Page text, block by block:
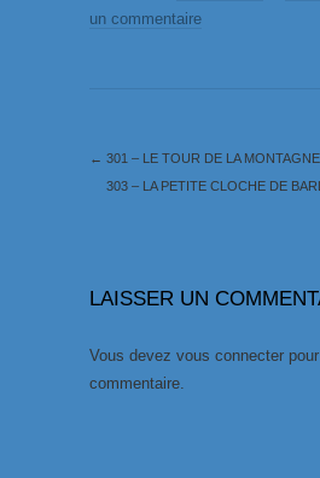
un commentaire
← 301 – LE TOUR DE LA
303 – LA PETITE CLOCHE DE
LAISSER UN
Vous devez vous connecter
commentaire.